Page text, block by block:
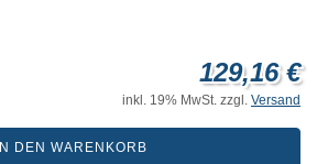
129,16 €
inkl. 19% MwSt. zzgl. Versand
IN DEN WARENKORB